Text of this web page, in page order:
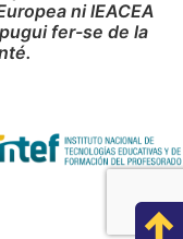
ni lEACEA
fer-se de la